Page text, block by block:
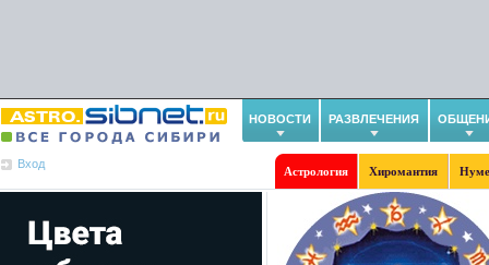
НОВОСТИ РАЗВЛЕЧЕНИЯ
Вход
Астрология Хиромантия